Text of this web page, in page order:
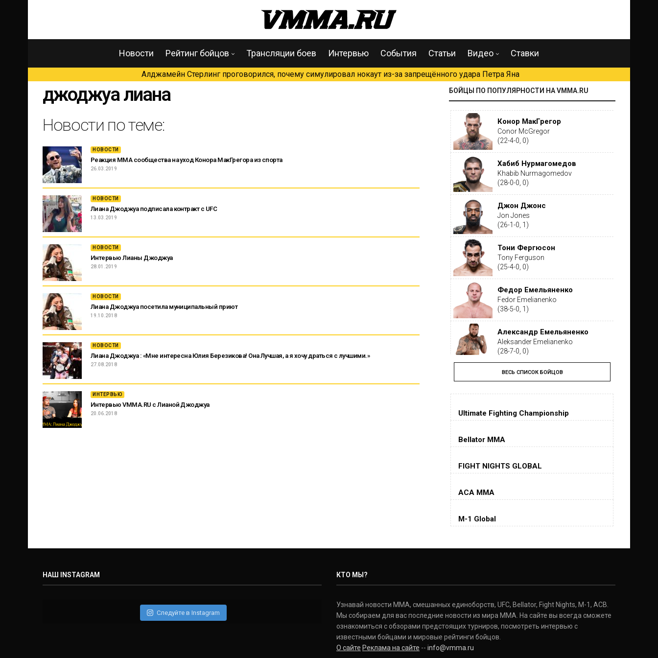
Новости Рейтинг бойцов Трансляции боев Интервью События Статьи Видео Ставки
Алджамейн Стерлинг проговорился, почему симулировал нокаут из-за запрещённого удара Петра Яна
джоджуа лиана
Новости по теме:
НОВОСТИ
Реакция ММА сообщества на уход Конора МакГрегора из спорта
26.03.2019
НОВОСТИ
Лиана Джоджуа подписала контракт с UFC
13.03.2019
НОВОСТИ
Интервью Лианы Джоджуа
28.01.2019
НОВОСТИ
Лиана Джоджуа посетила муниципальный приют
19.10.2018
НОВОСТИ
Лиана Джоджуа : «Мне интересна Юлия Березикова! Она Лучшая, а я хочу драться с лучшими.»
27.08.2018
ИНТЕРВЬЮ
Интервью VMMA.RU с Лианой Джоджуа
20.06.2018
БОЙЦЫ ПО ПОПУЛЯРНОСТИ НА VMMA.RU
Конор МакГрегор
Conor McGregor
(22-4-0, 0)
Хабиб Нурмагомедов
Khabib Nurmagomedov
(28-0-0, 0)
Джон Джонс
Jon Jones
(26-1-0, 1)
Тони Фергюсон
Tony Ferguson
(25-4-0, 0)
Федор Емельяненко
Fedor Emelianenko
(38-5-0, 1)
Александр Емельяненко
Aleksander Emelianenko
(28-7-0, 0)
Тайрон Вудли
Tyron Woodley
(19-5-1, 0)
Дастин Порье
(26-6-0, 1)
Jorge Masvidal
Колби Ковингтон
Дэниель Кормье
(22-2-0, 1)
Нэйт Диаз
Nate Diaz
ВЕСЬ СПИСОК БОЙЦОВ
Ultimate Fighting Championship
Bellator MMA
FIGHT NIGHTS GLOBAL
ACA MMA
M-1 Global
НАШ INSTAGRAM
Следуйте в Instagram
КТО МЫ?
Узнавай новости ММА, смешанных единоборств, UFC, Bellator, Fight Nights, M-1, ACB.
Мы собираем для вас последние новости из мира ММА. На сайте вы всегда сможете
ознакомиться с обзорами предстоящих турниров, посмотреть интервью с
известными бойцами и мировые рейтинги бойцов.
О сайте Реклама на сайте -- info@vmma.ru